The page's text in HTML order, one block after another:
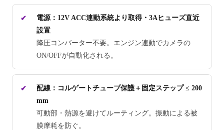
電源：12V ACC連動系統より取得・3Aヒューズ直近
設置
降圧コンバーター不要。エンジン連動でカメラの
ON/OFFが自動化される。
配線：コルゲートチューブ保護＋固定ステップ ≤ 200
mm
可動部・熱源を避けてルーティング。振動による被
膜摩耗を防ぐ。